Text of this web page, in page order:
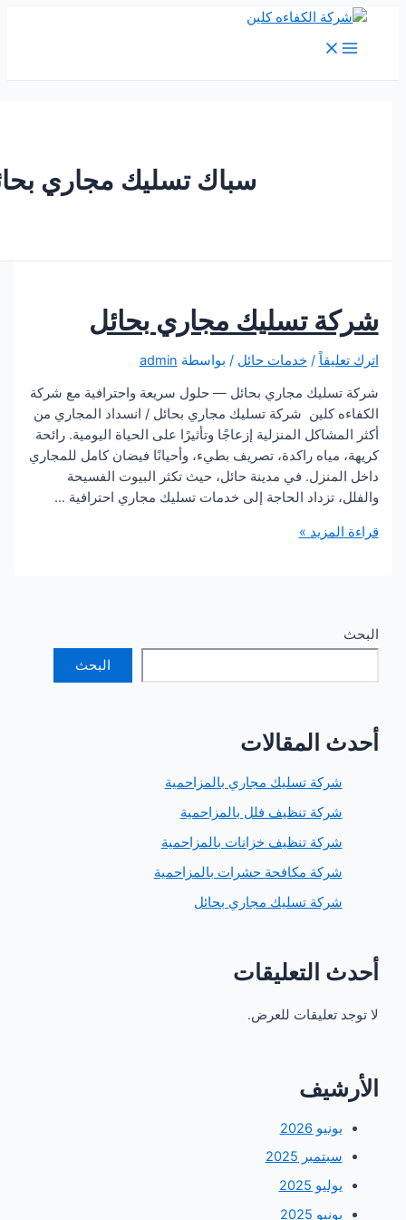
سباك تسليك مجاري بحائل
تسليك مجاري بحائل
/خدمات حائل/ بواسطة admin
مجاري بحائل — حلول سريعة واحترافية مع شركة
كلين شركة تسليك مجاري بحائل / انسداد المجاري من
المنزلية إزعاجًا وتأثيرًا على الحياة اليومية. رائحة
مياه راكدة، تصريف بطيء، وأحيانًا فيضان كامل للمجاري
في مدينة حائل، حيث تكثر البيوت الفسيحة
تزداد الحاجة إلى خدمات تسليك مجاري احترافية …
»
المقالات
شركة تسليك مجاري بالمزاحمية
شركة تنظيف فلل بالمزاحمية
شركة تنظيف خزانات بالمزاحمية
شركة مكافحة حشرات بالمزاحمية
شركة تسليك مجاري بحائل
التعليقات
تعليقات للعرض.